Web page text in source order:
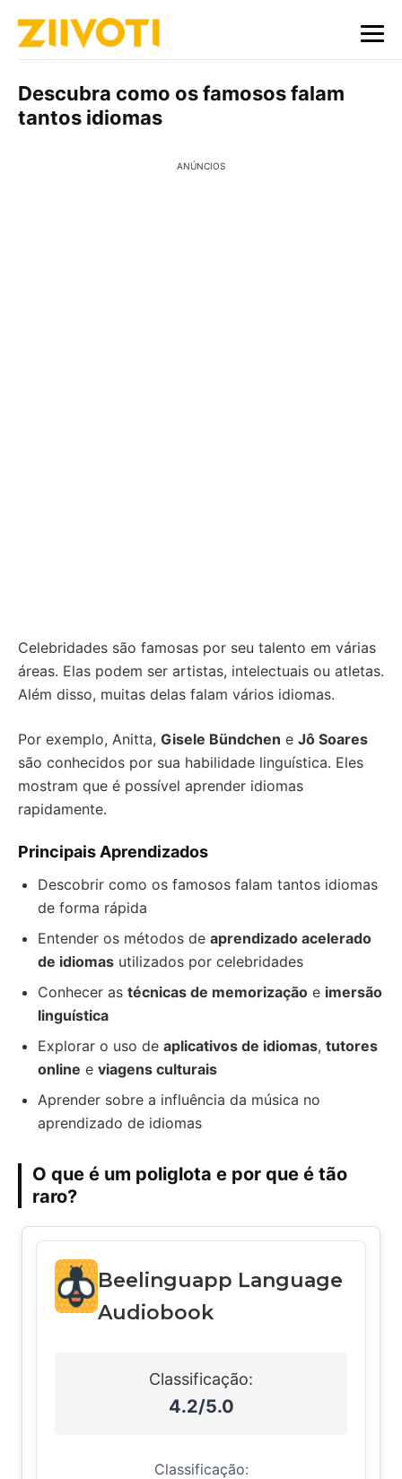
Descubra como os famosos falam
tantos idiomas
ANÚNCIOS
Celebridades são famosas por seu talento em várias
áreas. Elas podem ser artistas, intelectuais ou atletas.
Além disso, muitas delas falam vários idiomas.
Por exemplo, Anitta, Gisele Bündchen e Jô Soares
são conhecidos por sua habilidade linguística. Eles
mostram que é possível aprender idiomas
rapidamente.
Principais Aprendizados
Descobrir como os famosos falam tantos idiomas
de forma rápida
Entender os métodos de aprendizado acelerado
de idiomas utilizados por celebridades
Conhecer as técnicas de memorização e imersão
linguística
Explorar o uso de aplicativos de idiomas, tutores
online e viagens culturais
Aprender sobre a influência da música no
aprendizado de idiomas
O que é um poliglota e por que é tão
raro?
Beelinguapp Language
Audiobook
Classificação:
4.2/5.0
Classificação: